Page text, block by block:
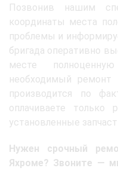
Позвонив нашим
координаты места
проблемы и
бригада оперативно
месте
необходимый ремонт
производится по
оплачиваете только
установленные
Нужен срочный
Яхроме? Звоните —